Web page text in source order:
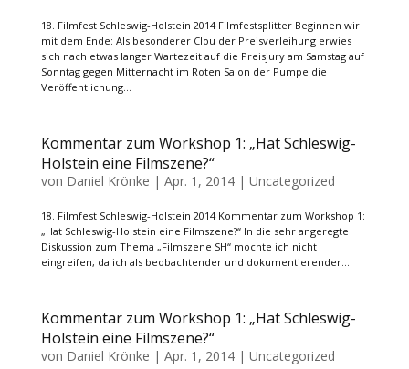
18. Filmfest Schleswig-Holstein 2014 Filmfestsplitter Beginnen wir
mit dem Ende: Als besonderer Clou der Preisverleihung erwies
sich nach etwas langer Wartezeit auf die Preisjury am Samstag auf
Sonntag gegen Mitternacht im Roten Salon der Pumpe die
Veröffentlichung...
Kommentar zum Workshop 1: „Hat Schleswig-
Holstein eine Filmszene?“
von Daniel Krönke | Apr. 1, 2014| Uncategorized
18. Filmfest Schleswig-Holstein 2014 Kommentar zum Workshop 1:
„Hat Schleswig-Holstein eine Filmszene?“ In die sehr angeregte
Diskussion zum Thema „Filmszene SH“ mochte ich nicht
eingreifen, da ich als beobachtender und dokumentierender...
Kommentar zum Workshop 1: „Hat Schleswig-
Holstein eine Filmszene?“
von Daniel Krönke | Apr. 1, 2014| Uncategorized